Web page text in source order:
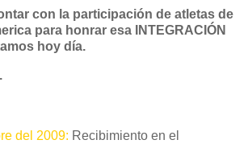
con la participación de atletas de
para honrar esa INTEGRACIÓN
hoy día.
del 2009: Recibimiento en el